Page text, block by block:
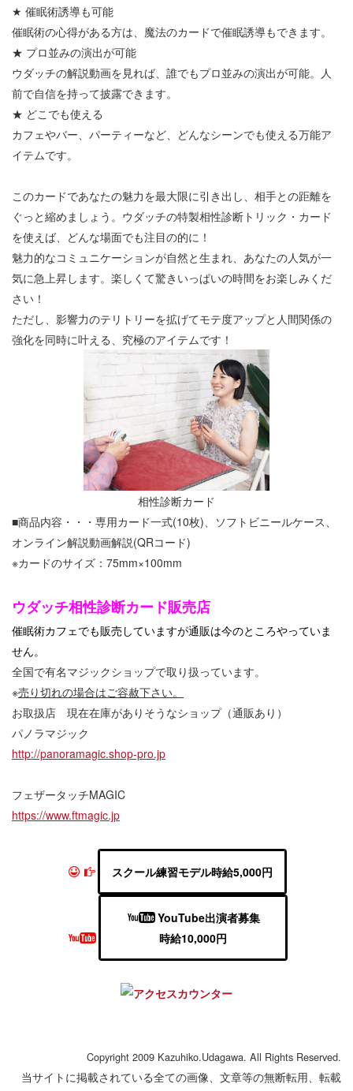
★ 催眠術誘導も可能
催眠術の心得がある方は、魔法のカードで催眠誘導もできます。
★ プロ並みの演出が可能
ウダッチの解説動画を見れば、誰でもプロ並みの演出が可能。人
前で自信を持って披露できます。
★ どこでも使える
カフェやバー、パーティーなど、どんなシーンでも使える万能ア
イテムです。
このカードであなたの魅力を最大限に引き出し、相手との距離を
ぐっと縮めましょう。ウダッチの特製相性診断トリック・カード
を使えば、どんな場面でも注目の的に！
魅力的なコミュニケーションが自然と生まれ、あなたの人気が一
気に急上昇します。楽しくて驚きいっぱいの時間をお楽しみくだ
さい！
ただし、影響力のテリトリーを拡げてモテ度アップと人間関係の
強化を同時に叶える、究極のアイテムです！
相性診断カード
■商品内容・・・専用カード一式(10枚)、ソフトビニールケース、
オンライン解説動画解説(QRコード)
※カードのサイズ：75mm×100mm
ウダッチ相性診断カード販売店
催眠術カフェでも販売していますが通販は今のところやっていま
せん。
全国で有名マジックショップで取り扱っています。
※売り切れの場合はご容赦下さい。
お取扱店 現在在庫がありそうなショップ（通販あり）
パノラマジック
http://panoramagic.shop-pro.jp
フェザータッチMAGIC
https://www.ftmagic.jp
スクール練習モデル時給5,000円
YouTube出演者募集
時給10,000円
Copyright 2009 Kazuhiko.Udagawa. All Rights Reserved.
当サイトに掲載されている全ての画像、文章等の無断転用、転載